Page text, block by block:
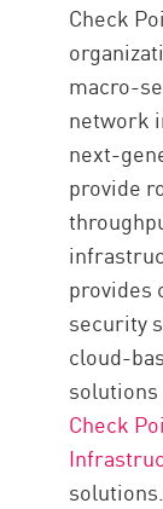
Check
macro-
network
next-
provide
provides
security
cloud-
Check
solutions.